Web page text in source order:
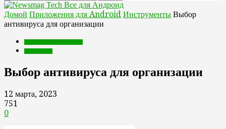
Все для Андроид
Домой Приложения для Android Инструменты Выбор
антивируса для организации
Выбор антивируса для организации
12 марта, 2023
751
0